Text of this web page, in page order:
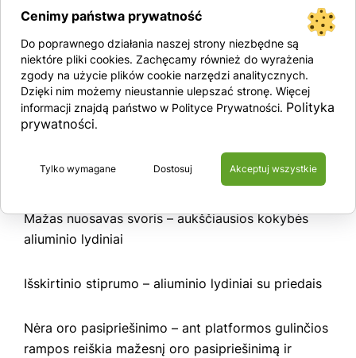
Papildomos parinktys
LiftStore rampos yra:
Sauga – CE sertifikatas
Universalus pritaikymas – tvirtinamas prie
puspriekabių, sunkvežimių, platformų
Mažas nuosavas svoris – aukščiausios kokybės
aliuminio lydiniai
Išskirtinio stiprumo – aliuminio lydiniai su priedais
Nėra oro pasipriešinimo – ant platformos gulinčios
rampos reiškia mažesnį oro pasipriešinimą ir
Cenimy państwa prywatność
Do poprawnego działania naszej strony niezbędne są
niektóre pliki cookies. Zachęcamy również do wyrażenia
zgody na użycie plików cookie narzędzi analitycznych.
Dzięki nim możemy nieustannie ulepszać stronę. Więcej
informacji znajdą państwo w Polityce Prywatności. Polityka
prywatności.
Dostosuj
Tylko wymagane Akceptuj wszystkie